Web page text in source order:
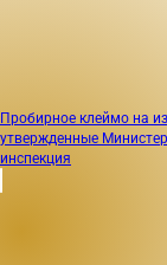
Пробирное клеймо на
утвержденные
инспекция